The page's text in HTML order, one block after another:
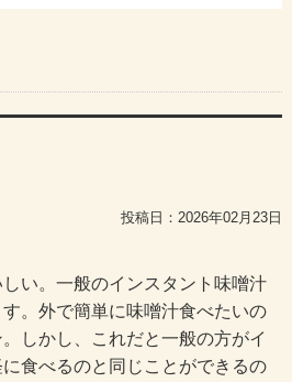
投稿日： 2026年02月23日
い。一般のインスタント味噌汁
。外で簡単に味噌汁食べたいの
しかし、これだと一般の方がイ
食べるのと同じことができるの